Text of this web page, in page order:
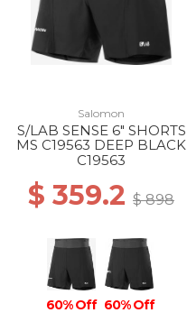
Salomon
S/LAB SENSE 6" SHORTS
MS C19563 DEEP BLACK
C19563
$ 359.2 $ 898
60% Off 60% Off